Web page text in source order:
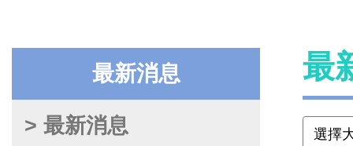
最新消息
> 最新消息
最